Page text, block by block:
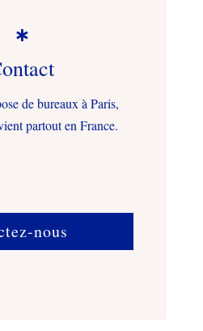

de bureaux à Paris,
partout en France.
nous